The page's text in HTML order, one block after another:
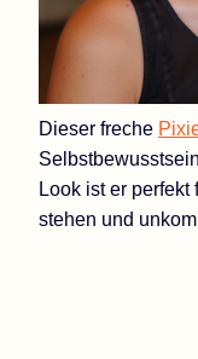
Dieser freche
Look ist er
stehen und